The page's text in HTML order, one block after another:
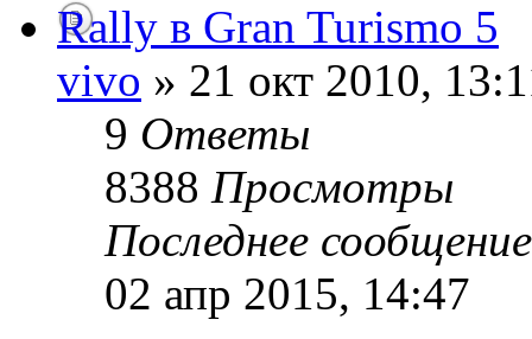
Rally в Gran Turismo 5
vivo » 21 окт 2010,
9 Ответы
8388 Просмотры
Последнее
02 апр 2015, 14:47